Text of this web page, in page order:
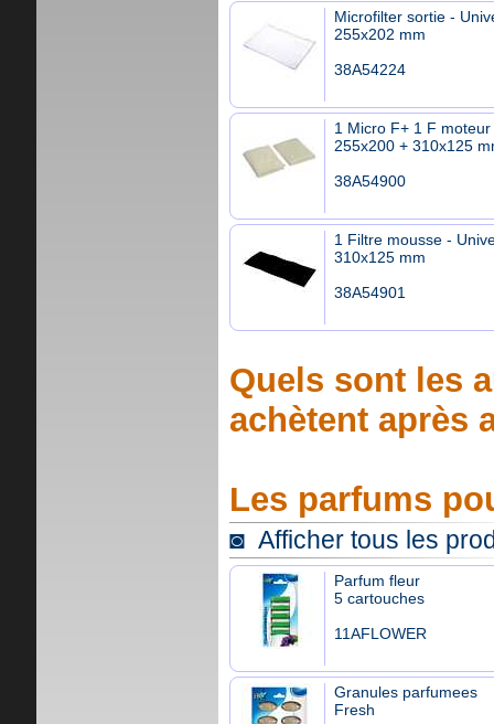
Microfilter sortie -
255x202 mm
38A54224
1 Micro F+ 1 F
255x200 + 310x125
38A54900
1 Filtre mousse -
310x125 mm
38A54901
Quels sont les
achètent après
Les parfums
◙ Afficher tous les
Parfum fleur
5 cartouches
11AFLOWER
Granules parfumees
Fresh